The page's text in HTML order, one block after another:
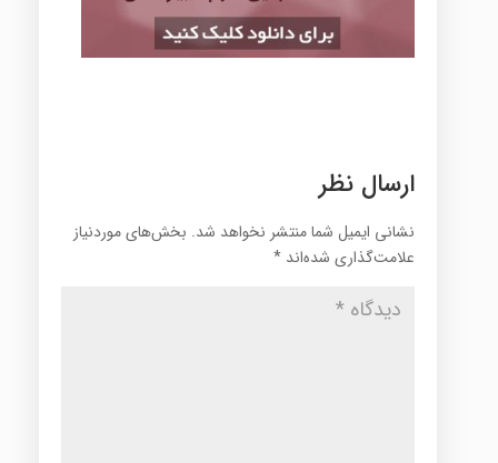
ارسال نظر
نشانی ایمیل شما منتشر نخواهد شد. بخش‌های موردنیاز
علامت‌گذاری شده‌اند *